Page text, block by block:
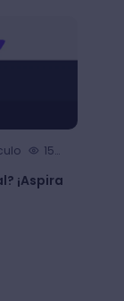
15
¡Aspira